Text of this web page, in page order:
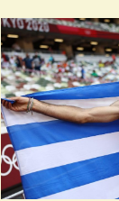
αυτό του
κωπηλασία